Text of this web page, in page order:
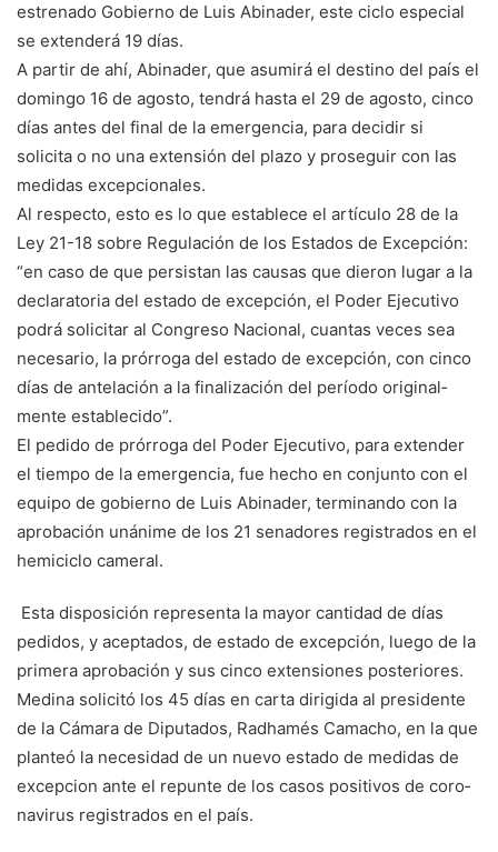
estrenado Gobierno de Luis Abinader, este ciclo especial
se extenderá 19 días.
A partir de ahí, Abina­der, que asumirá el destino del país el
domingo 16 de agosto, tendrá hasta el 29 de agosto, cinco
días antes del final de la emergencia, para decidir si
solicita o no una ex­tensión del plazo y proseguir con las
medidas excepciona­les.
Al respecto, esto es lo que establece el artículo 28 de la
Ley 21-18 sobre Regulación de los Estados de Excepción:
“en caso de que persistan las causas que dieron lugar a la
declaratoria del estado de excepción, el Poder Ejecutivo
podrá solicitar al Congreso Nacional, cuantas veces sea
necesario, la prórroga del es­tado de excepción, con cinco
días de antelación a la finali­zación del período original­
mente establecido”.
El pedido de prórroga del Poder Ejecutivo, para exten­der
el tiempo de la emergen­cia, fue hecho en conjunto con el
equipo de gobierno de Luis Abinader, terminando con la
aprobación unánime de los 21 senadores registra­dos en el
hemiciclo cameral.
Esta disposición representa la mayor cantidad de días
pedi­dos, y aceptados, de estado de excepción, luego de la
pri­mera aprobación y sus cinco extensiones posteriores.
Medina solicitó los 45 días en carta dirigida al presiden­te
de la Cámara de Diputa­dos, Radhamés Camacho, en la que
planteó la necesidad de un nuevo estado de medidas de
excepcion ante el repunte de los casos positivos de coro­
navirus registrados en el país.